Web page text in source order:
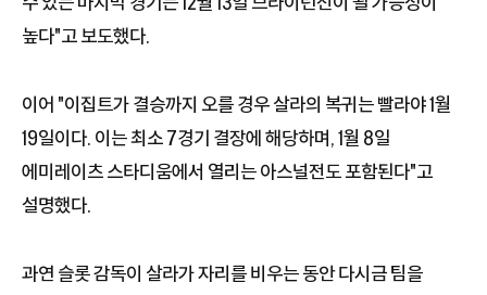
높다"고 보도했다.
이어 "이집트가 결승까지 오를 경우 살라의 복귀는 빨라야 1월
19일이다. 이는 최소 7경기 결장에 해당하며, 1월 8일
에미레이츠 스타디움에서 열리는 아스널전도 포함된다"고
설명했다.
과연 슬롯 감독이 살라가 자리를 비우는 동안 다시금 팀을